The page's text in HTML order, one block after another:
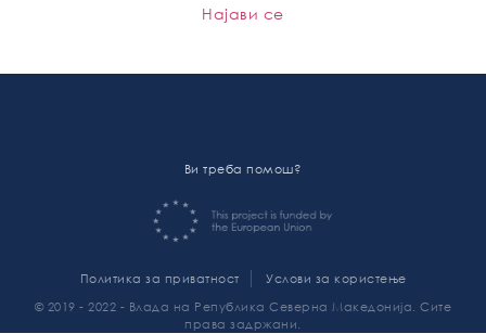
Најави се
Ви треба помош?
Политика за приватност
Услови за користење
© 2019 - 2022 - Влада на Република Северна Македонија. Сите
права задржани.